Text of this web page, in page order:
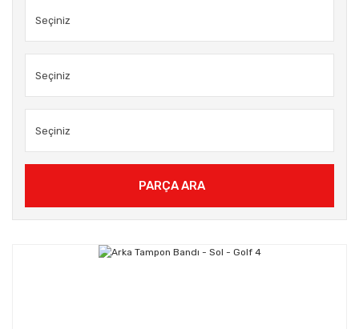
PARÇA ARA